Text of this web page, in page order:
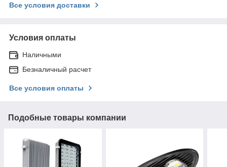
Все условия доставки
Условия оплаты
Наличными
Безналичный расчет
Все условия оплаты
Подобные товары компании